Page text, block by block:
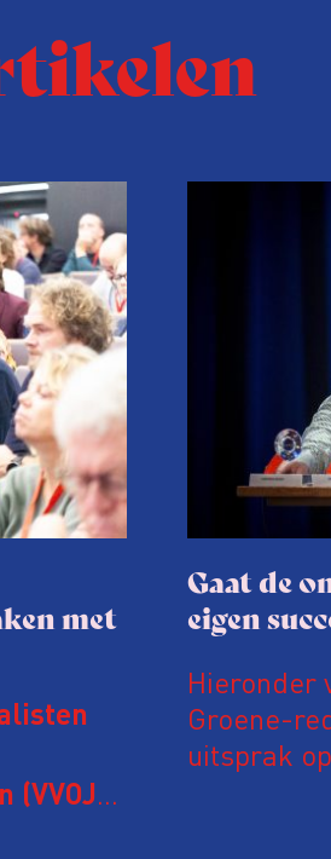
met
Gaat de
eigen
Hieronder
Groene-
uitsprak